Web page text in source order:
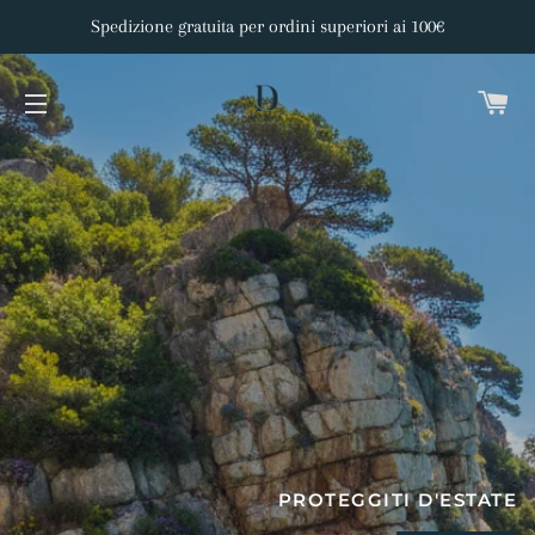
Spedizione gratuita per ordini superiori ai 100€
NAVIGAZIONE DEL SITO
BENVENUTI IN
PROTEGGITI D'ESTATE
CURA LA TUA PELLE
VANILLA HAZE BY FUGAZZI